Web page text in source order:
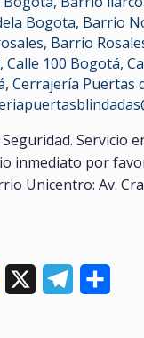
Bogota, Barrio
, Barrio
, Calle 100 Bogotá,
, Cerrajería Puertas
Servicio
inmediato por
Unicentro: Av.